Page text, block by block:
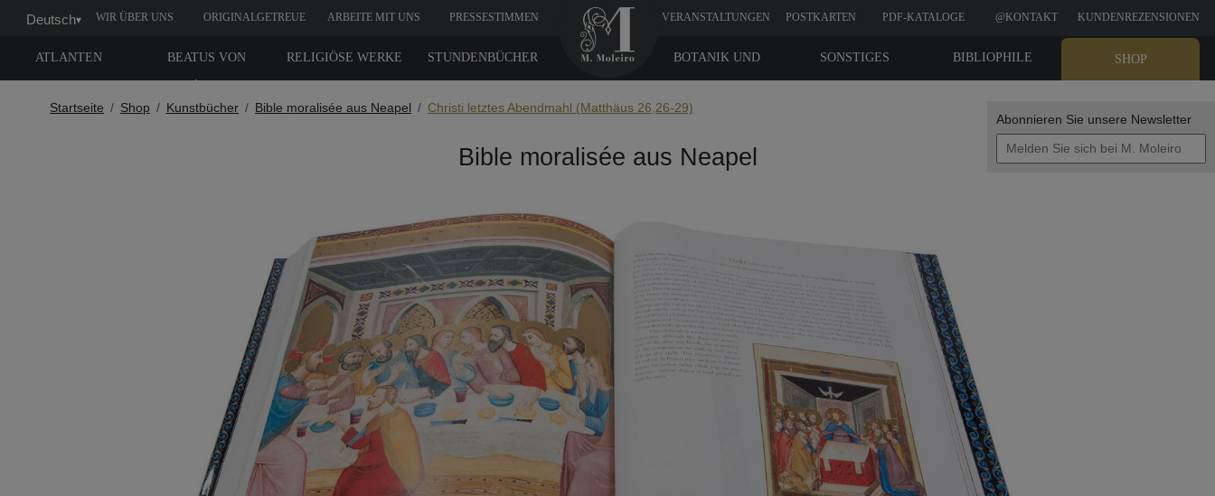
Abonnieren Sie unsere Newsletter
Deutsch▾ WIR ÜBER UNS ORIGINALGETREUE ARBEITE MIT UNS PRESSESTIMMEN VERANSTALTUNGEN POSTKARTEN PDF-KATALOGE @KONTAKT KUNDENREZENSIONEN
ATLANTEN BEATUS VON RELIGIÖSE WERKE STUNDENBÜCHER SHOP
BIBLIOPHILE
SONSTIGES
BOTANIK UND
Startseite Shop Kunstbücher Bible moralisée aus Neapel Christi letztes Abendmahl (Matthäus 26,26-29)
Bible moralisée aus Neapel